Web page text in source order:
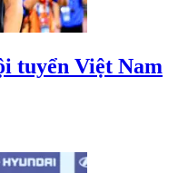
tuyển Việt Nam